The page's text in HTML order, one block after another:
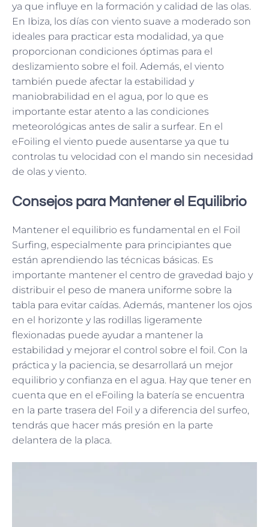
ya que influye en la formación y calidad de las olas.
En Ibiza, los días con viento suave a moderado son
ideales para practicar esta modalidad, ya que
proporcionan condiciones óptimas para el
deslizamiento sobre el foil. Además, el viento
también puede afectar la estabilidad y
maniobrabilidad en el agua, por lo que es
importante estar atento a las condiciones
meteorológicas antes de salir a surfear. En el
eFoiling el viento puede ausentarse ya que tu
controlas tu velocidad con el mando sin necesidad
de olas y viento.
Consejos para Mantener el Equilibrio
Mantener el equilibrio es fundamental en el Foil
Surfing, especialmente para principiantes que
están aprendiendo las técnicas básicas. Es
importante mantener el centro de gravedad bajo y
distribuir el peso de manera uniforme sobre la
tabla para evitar caídas. Además, mantener los ojos
en el horizonte y las rodillas ligeramente
flexionadas puede ayudar a mantener la
estabilidad y mejorar el control sobre el foil. Con la
práctica y la paciencia, se desarrollará un mejor
equilibrio y confianza en el agua. Hay que tener en
cuenta que en el eFoiling la batería se encuentra
en la parte trasera del Foil y a diferencia del surfeo,
tendrás que hacer más presión en la parte
delantera de la placa.